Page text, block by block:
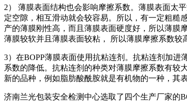
2） 薄膜表面结构也会影响摩擦系数。薄膜表面太
定空隙，相互滑动就会较容易。所以，有一定粗糙
产的薄膜刚性高，而且薄膜表面硬度好，所以薄膜
薄膜较软并且薄膜表面较粘， 所以薄膜摩擦系数较
3）在BOPP薄膜表面使用抗粘连剂。抗粘连剂加
系数的降低。抗粘连剂的种类对薄膜摩擦系数有较
新的品种，例如脂肪酸酰胺就是有机物的一种，其
济南兰光包装安全检测中心选取了四个生产厂家的